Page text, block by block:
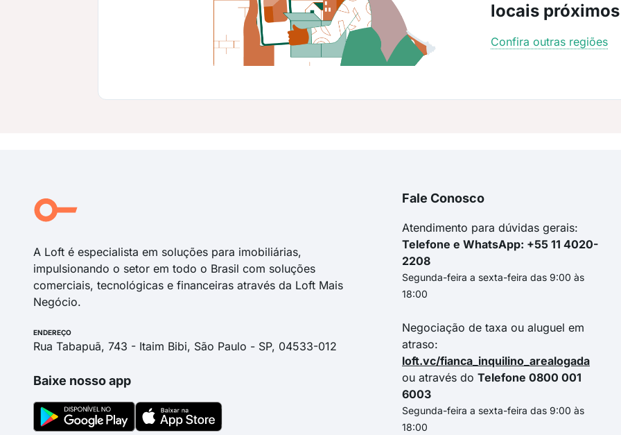
locais
Confira outras regiões
A Loft é especialista em soluções para imobiliárias,
impulsionando o setor em todo o Brasil com soluções
comerciais, tecnológicas e financeiras através da Loft Mais
Negócio.
ENDEREÇO
Rua Tabapuã, 743 - Itaim Bibi, São Paulo - SP, 04533-012
Baixe nosso app
Fale Conosco
Atendimento para dúvidas gerais:
Telefone e WhatsApp: +55 11 4020-
2208
Segunda-feira a sexta-feira das 9:00 às
18:00
Negociação de taxa ou aluguel em
atraso:
loft.vc/fianca_inquilino_arealogada
ou através do Telefone 0800 001
6003
Segunda-feira a sexta-feira das 9:00 às
18:00